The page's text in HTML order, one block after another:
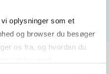
oplysninger som et
og browser du besøger
os fra, og hvordan du